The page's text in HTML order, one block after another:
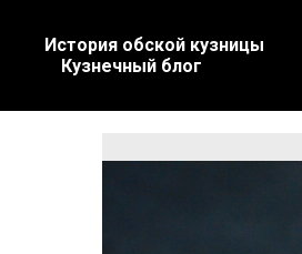
История обской кузницы
Кузнечный блог